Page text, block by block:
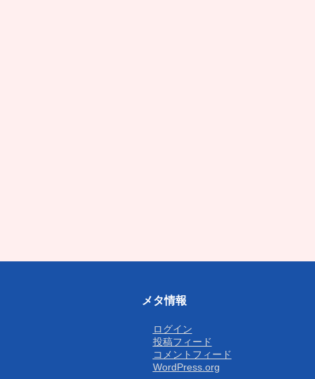
メタ情報
ログイン
投稿フィード
コメントフィード
WordPress.org